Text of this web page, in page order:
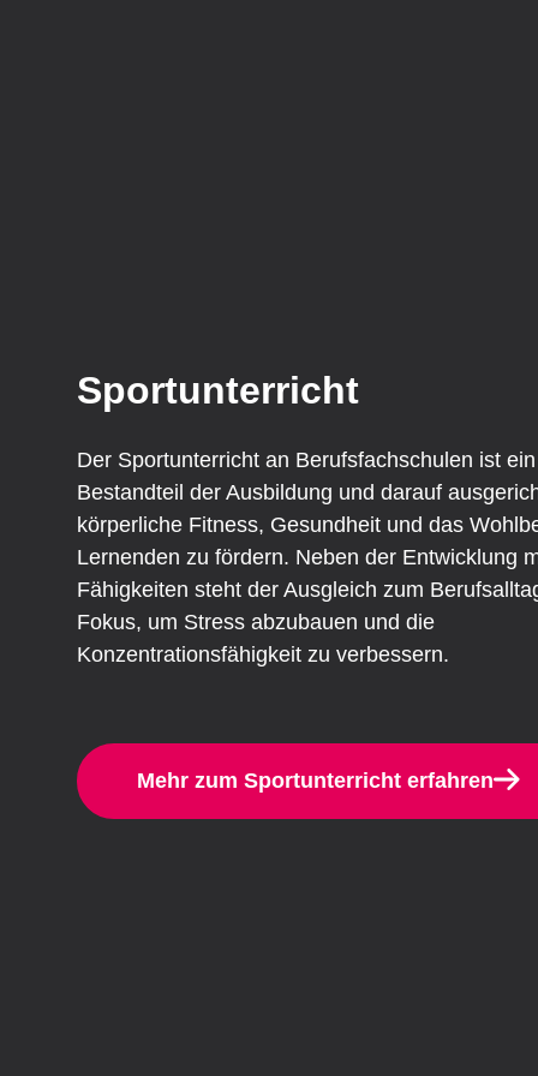
Sportunterricht
Der Sportunterricht an Berufsfachschulen ist
Bestandteil der Ausbildung und darauf
körperliche Fitness, Gesundheit und das
Lernenden zu fördern. Neben der Entwicklung
Fähigkeiten steht der Ausgleich zum
Fokus, um Stress abzubauen und die
Konzentrationsfähigkeit zu verbessern.
Mehr zum Sportunterricht erfahren